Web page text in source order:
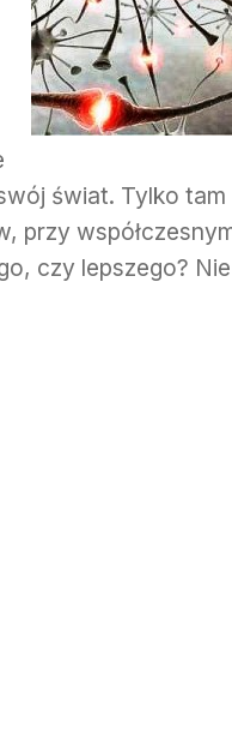
świat. Tylko
przy
czy lepszego?